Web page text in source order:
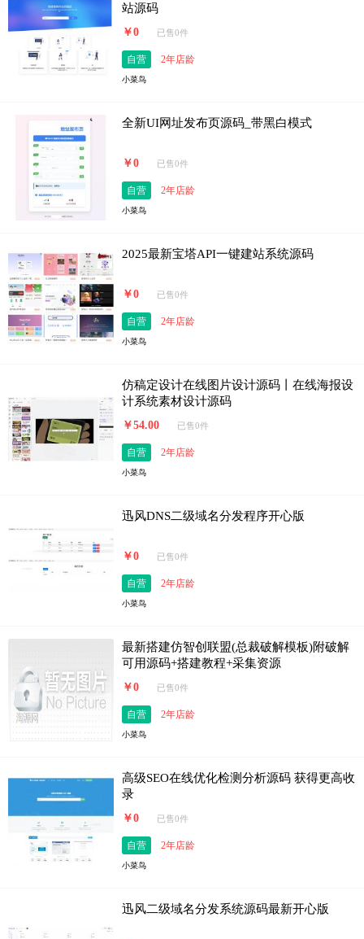
站源码
￥0 已售0件
自营 2年店龄
小菜鸟
全新UI网址发布页源码_带黑白模式
￥0 已售0件
自营 2年店龄
小菜鸟
2025最新宝塔API一键建站系统源码
￥0 已售0件
自营 2年店龄
小菜鸟
仿稿定设计在线图片设计源码丨在线海报设
计系统素材设计源码
￥54.00 已售0件
自营 2年店龄
小菜鸟
迅风DNS二级域名分发程序开心版
￥0 已售0件
自营 2年店龄
小菜鸟
最新搭建仿智创联盟(总裁破解模板)附破解
可用源码+搭建教程+采集资源
￥0 已售0件
自营 2年店龄
小菜鸟
高级SEO在线优化检测分析源码 获得更高收
录
￥0 已售0件
自营 2年店龄
小菜鸟
迅风二级域名分发系统源码最新开心版